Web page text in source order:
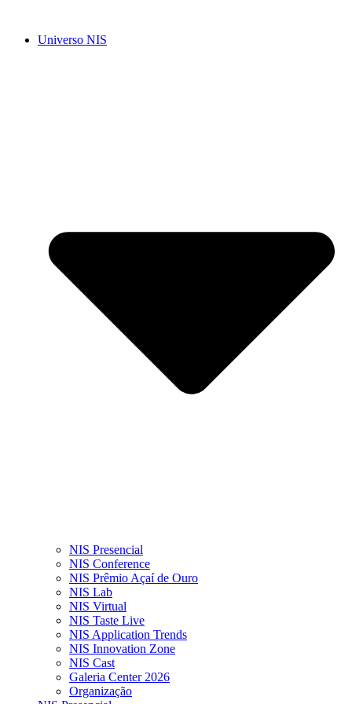
Universo NIS
NIS Presencial
NIS Conference
NIS Prêmio Açaí de Ouro
NIS Lab
NIS Virtual
NIS Taste Live
NIS Application Trends
NIS Innovation Zone
NIS Cast
Galeria Center 2026
Organização